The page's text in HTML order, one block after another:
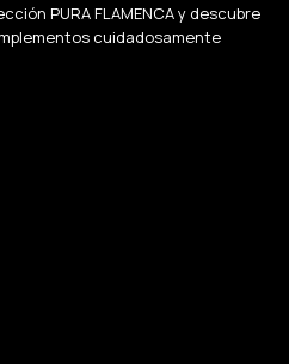
PURA FLAMENCA y descubre
cuidadosamente